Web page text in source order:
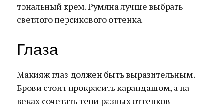
тональный крем. Румяна лучше выбрать
светлого персикового оттенка.
Глаза
Макияж глаз должен быть выразительным.
Брови стоит прокрасить карандашом, а на
веках сочетать тени разных оттенков –